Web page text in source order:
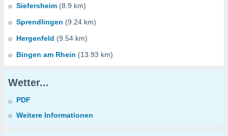
Siefersheim (8.9 km)
Sprendlingen (9.24 km)
Hergenfeld (9.54 km)
Bingen am Rhein (13.93 km)
Wetter...
PDF
Weitere Informationen